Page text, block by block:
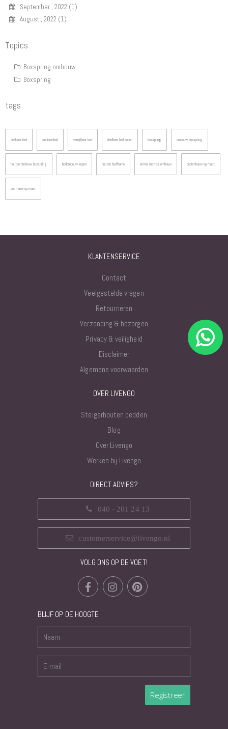
September , 2022 (1)
August , 2022 (1)
Topics
Boxspring ombouw
Boxspring
tags
deelbaar bed seniorenbed verrijdbaar bed deelbaar bed kopen boxspring ombouw boxspring
houten ombouw boxspring bedombouw kopen houten bedframe emma matras ombouw bedombouw op maat
bedframe op maat
KLANTENSERVICE
Contact
Veelgestelde vragen
Retourneren
Verzending & bezorgen
Privacy & veiligheid
Disclaimer
Algemene voorwaarden
OVER LIVENGO
Steigerhouten bedden
Blog
Over Livengo
Werken bij Livengo
DIRECT ADVIES?
040 - 201 24 13
customerservice@livengo.nl
VOLG ONS OP DE VOET!
BLIJF OP DE HOOGTE
Registreer